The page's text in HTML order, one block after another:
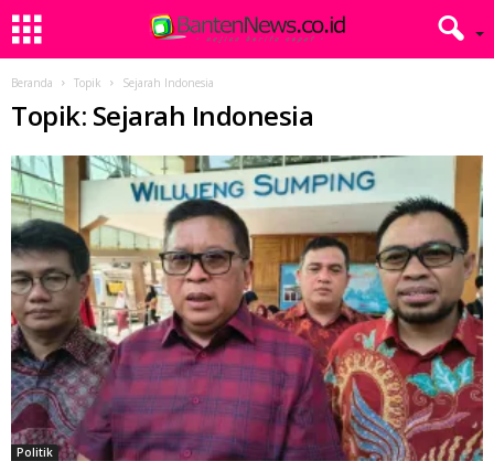
Beranda Topik Sejarah Indonesia
Topik: Sejarah Indonesia
Politik